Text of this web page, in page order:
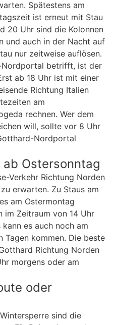
Spätestens am
ist erneut mit Stau
20 Uhr sind die Kolonnen
und auch in der Nacht auf
nur zeitweise auflösen.
Nordportal betrifft, ist der
ab 18 Uhr ist mit einer
Richtung Italien
am
rechnen. Wer dem
will, sollte vor 8 Uhr
Nordportal
ab Ostersonntag
Verkehr Richtung Norden
erwarten. Zu Staus am
am Ostermontag
im Zeitraum von 14 Uhr
es auch noch am
Tagen kommen. Die beste
Richtung Norden
morgens oder am
oder
sind die